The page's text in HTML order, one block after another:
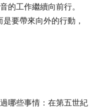
的工作繼續向前行。
要帶來向外的行動，
哪些事情：在第五世紀